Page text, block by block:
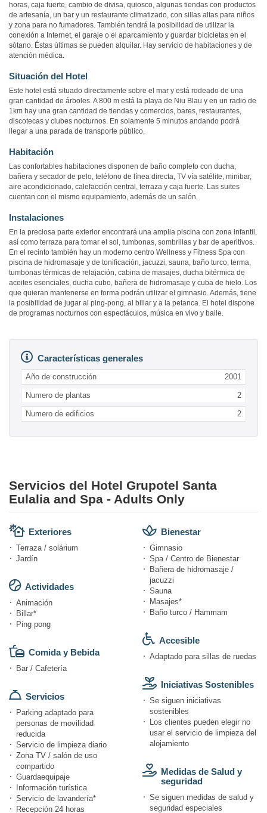
horas, caja fuerte, cambio de divisa, quiosco, algunas tiendas con productos
de artesanía, un bar y un restaurante climatizado, con sillas altas para niños
y zona para no fumadores. También tendrá la posibilidad de utilizar la
conexión a Internet, el garaje o el aparcamiento y guardar bicicletas en el
sótano. Éstas últimas se pueden alquilar. Hay servicio de habitaciones y de
atención médica.
Situación del Hotel
Este hotel está situado directamente sobre el mar y está rodeado de una
gran cantidad de árboles. A 800 m está la playa de Niu Blau y en un radio de
1km hay una gran cantidad de tiendas y comercios, bares, restaurantes,
discotecas y clubes nocturnos. En solamente 5 minutos andando podrá
llegar a una parada de transporte público.
Habitación
Las confortables habitaciones disponen de baño completo con ducha,
bañera y secador de pelo, teléfono de línea directa, TV vía satélite, minibar,
aire acondicionado, calefacción central, terraza y caja fuerte. Las suites
cuentan con el mismo equipamiento, además de un salón.
Instalaciones
En la preciosa parte exterior encontrará una amplia piscina con zona infantil,
así como terraza para tomar el sol, tumbonas, sombrillas y bar de aperitivos.
En el recinto también hay un moderno centro Wellness y Fitness Spa con
piscina de hidromasaje y de tonificación, jacuzzi, sauna, baño turco, terma,
tumbonas térmicas de relajación, cabina de masajes, ducha bitérmica de
aceites esenciales, ducha cubo, bañera de hidromasaje y cuba de hielo. Los
que quieran mantenerse en forma podrán utilizar el gimnasio. Además, tiene
la posibilidad de jugar al ping-pong, al billar y a la petanca. El hotel dispone
de programas nocturnos con espectáculos, música en vivo y baile.
Características generales
Año de construcción 2001
Numero de plantas 2
Numero de edificios 2
Servicios del Hotel Grupotel Santa
Eulalia and Spa - Adults Only
Exteriores
Terraza / solárium
Jardín
Actividades
Animación
Billar*
Ping pong
Comida y Bebida
Bar / Cafetería
Servicios
Parking adaptado para
personas de movilidad
reducida
Servicio de limpieza diario
Zona TV / salón de uso
compartido
Guardaequipaje
Información turística
Servicio de lavandería*
Recepción 24 horas
Bienestar
Gimnasio
Spa / Centro de Bienestar
Bañera de hidromasaje /
jacuzzi
Sauna
Masajes*
Baño turco / Hammam
Accesible
Adaptado para sillas de ruedas
Iniciativas Sostenibles
Se siguen iniciativas
sostenibles
Los clientes pueden elegir no
usar el servicio de limpieza del
alojamiento
Medidas de Salud y
seguridad
Se siguen medidas de salud y
seguridad especiales